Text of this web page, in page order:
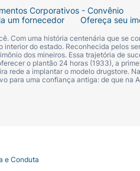
do produto com os olhos
.......................... 100 mg
Corporativos - Convênio
um fornecedor Ofereça seu
Com uma história centenária que se
do estado. Reconhecida pelos
dos mineiros. Essa trajetória de
o plantão 24 horas (1933), a
rede a implantar o modelo drugstore.
para uma confiança antiga: de que
e Conduta